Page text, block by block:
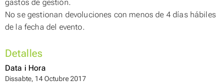
gastos de gestión.
No se gestionan devoluciones con menos de 4 días hábiles
de la fecha del evento.
Detalles
Data i Hora
Dissabte, 14 Octubre 2017